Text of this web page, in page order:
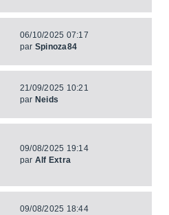
06/10/2025 07:17
par Spinoza84
21/09/2025 10:21
par Neids
09/08/2025 19:14
par Alf Extra
09/08/2025 18:44